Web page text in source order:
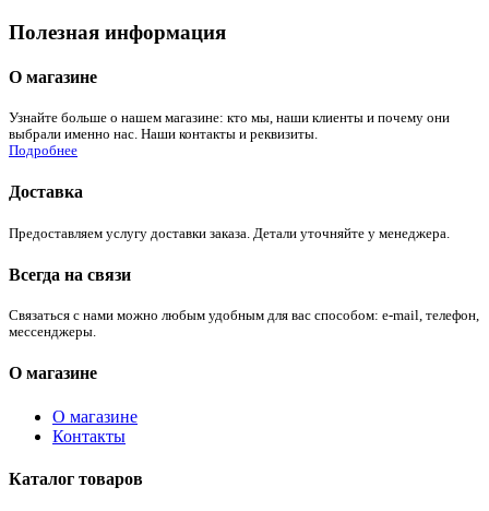
Полезная информация
О магазине
Узнайте больше о нашем магазине: кто мы, наши клиенты и почему они
выбрали именно нас. Наши контакты и реквизиты.
Подробнее
Доставка
Предоставляем услугу доставки заказа. Детали уточняйте у менеджера.
Всегда на связи
Связаться с нами можно любым удобным для вас способом: e-mail, телефон,
мессенджеры.
О магазине
О магазине
Контакты
Каталог товаров